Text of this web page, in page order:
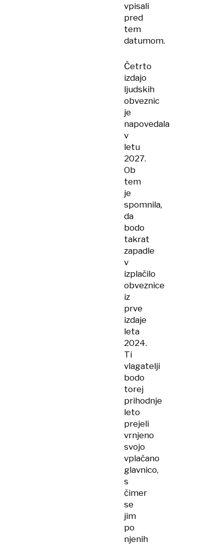
vpisali
pred
tem
datumom.
Četrto
izdajo
ljudskih
obveznic
je
napovedala
v
letu
2027.
Ob
tem
je
spomnila,
da
bodo
takrat
zapadle
v
izplačilo
obveznice
iz
prve
izdaje
leta
2024.
Ti
vlagatelji
bodo
torej
prihodnje
leto
prejeli
vrnjeno
svojo
vplačano
glavnico,
s
čimer
se
jim
po
njenih